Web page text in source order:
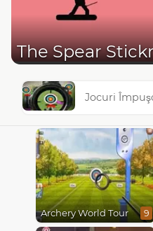
The Spear
Jocuri
Archery World Tour 9